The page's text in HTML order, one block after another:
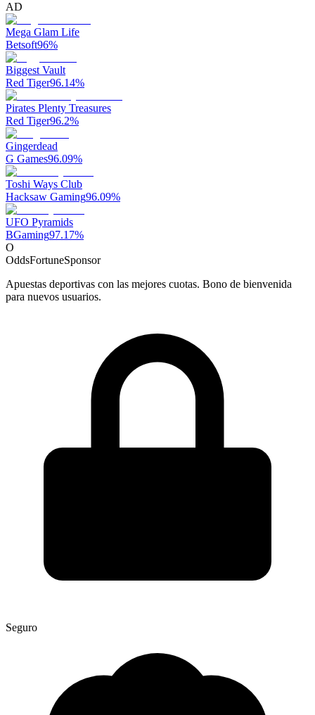
AD
Mega Glam Life
Betsoft96%
Biggest Vault
Red Tiger96.14%
Pirates Plenty Treasures
Red Tiger96.2%
Gingerdead
G Games96.09%
Toshi Ways Club
Hacksaw Gaming96.09%
UFO Pyramids
BGaming97.17%
O
OddsFortuneSponsor
Apuestas deportivas con las mejores cuotas. Bono de bienvenida
para nuevos usuarios.
Seguro